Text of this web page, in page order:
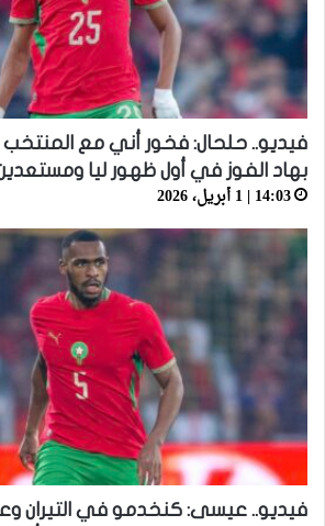
فيديو.. حلحال: فخور أني مع
بهاد الفوز في أول ظهور ليا
14:03 | 1 أبريل، 2026
فيديو.. عيسى: كنخدمو في التيران